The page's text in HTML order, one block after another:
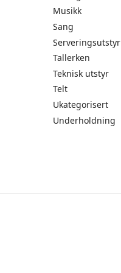
Musikk
Sang
Serveringsutstyr
Tallerken
Teknisk utstyr
Telt
Ukategorisert
Underholdning